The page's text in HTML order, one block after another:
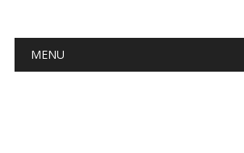
Main menu
MENU